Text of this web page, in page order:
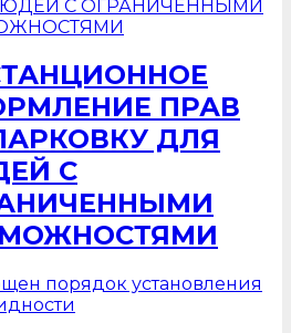
ПРАВ
ДЛЯ
С